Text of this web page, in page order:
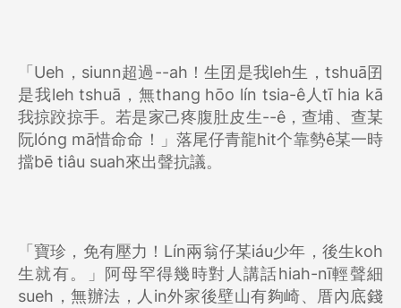
「Ueh，siunn超過--ah！生囝是我leh生，tshuā囝
是我leh tshuā，無thang hōo lín tsia-ê人tī hia kā
我掠跤掠手。若是家己疼腹肚皮生--ê，查埔、查某
阮lóng mā惜命命！」落尾仔青龍hit个靠勢ê某一時
擋bē tiâu suah來出聲抗議。
「寶珍，免有壓力！Lín兩翁仔某iáu少年，後生koh
生就有。」阿母罕得幾時對人講話hiah-nī輕聲細
sueh，無辦法，人in外家後壁山有夠崎、厝內底錢